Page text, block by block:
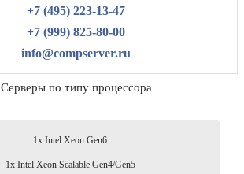
+7 (495) 223-13-47
+7 (999) 825-80-00
info@compserver.ru
Серверы по типу процессора
1x Intel Xeon Gen6
1x Intel Xeon Scalable Gen4/Gen5